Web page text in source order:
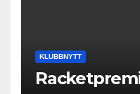
KLUBBNYTT